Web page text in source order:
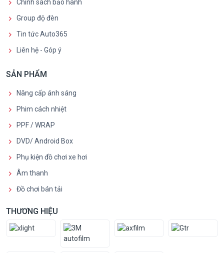
Chính sách bảo hành
Group độ đèn
Tin tức Auto365
Liên hệ - Góp ý
SẢN PHẨM
Nâng cấp ánh sáng
Phim cách nhiệt
PPF / WRAP
DVD/ Android Box
Phụ kiện đồ chơi xe hơi
Âm thanh
Đồ chơi bán tải
THƯƠNG HIỆU